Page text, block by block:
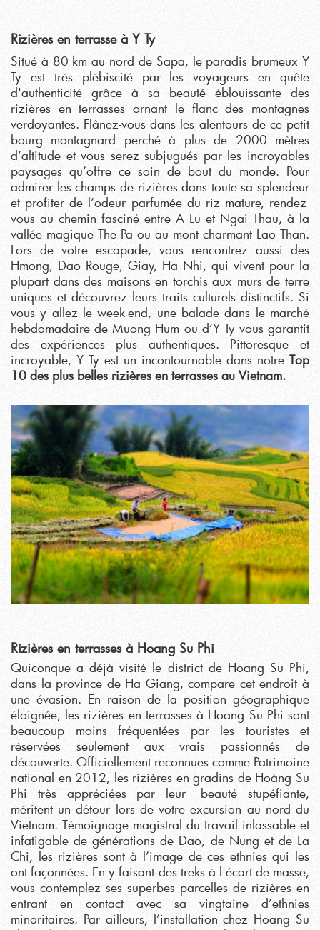
Rizières en terrasse à Y Ty
Situé à 80 km au nord de Sapa, le paradis brumeux Y
Ty est très plébiscité par les voyageurs en quête
d'authenticité grâce à sa beauté éblouissante des
rizières en terrasses ornant le flanc des montagnes
verdoyantes. Flânez-vous dans les alentours de ce petit
bourg montagnard perché à plus de 2000 mètres
d’altitude et vous serez subjugués par les incroyables
paysages qu’offre ce soin de bout du monde. Pour
admirer les champs de rizières dans toute sa splendeur
et profiter de l’odeur parfumée du riz mature, rendez-
vous au chemin fasciné entre A Lu et Ngai Thau, à la
vallée magique The Pa ou au mont charmant Lao Than.
Lors de votre escapade, vous rencontrez aussi des
Hmong, Dao Rouge, Giay, Ha Nhi, qui vivent pour la
plupart dans des maisons en torchis aux murs de terre
uniques et découvrez leurs traits culturels distinctifs. Si
vous y allez le week-end, une balade dans le marché
hebdomadaire de Muong Hum ou d’Y Ty vous garantit
des expériences plus authentiques. Pittoresque et
incroyable, Y Ty est un incontournable dans notre Top
10 des plus belles rizières en terrasses au Vietnam.
Rizières en terrasses à Hoang Su Phi
Quiconque a déjà visité le district de Hoang Su Phi,
dans la province de Ha Giang, compare cet endroit à
une évasion. En raison de la position géographique
éloignée, les rizières en terrasses à Hoang Su Phi sont
beaucoup moins fréquentées par les touristes et
réservées seulement aux vrais passionnés de
découverte. Officiellement reconnues comme Patrimoine
national en 2012, les rizières en gradins de Hoàng Su
Phi très appréciées par leur beauté stupéfiante,
méritent un détour lors de votre excursion au nord du
Vietnam. Témoignage magistral du travail inlassable et
infatigable de générations de Dao, de Nung et de La
Chi, les rizières sont à l’image de ces ethnies qui les
ont façonnées. En y faisant des treks à l'écart de masse,
vous contemplez ses superbes parcelles de rizières en
entrant en contact avec sa vingtaine d’ethnies
minoritaires. Par ailleurs, l’installation chez Hoang Su